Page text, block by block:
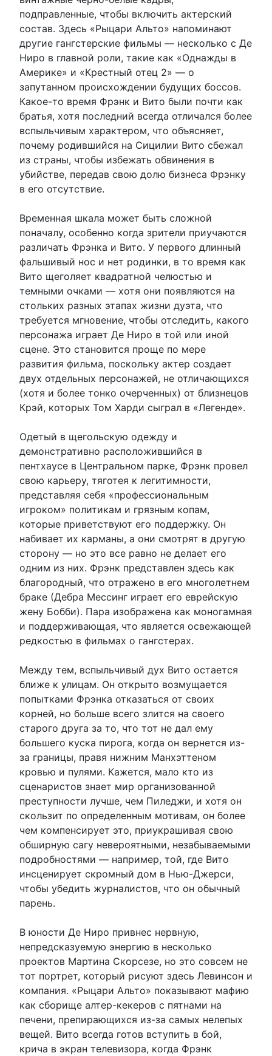
подправленные, чтобы включить актерский
состав. Здесь «Рыцари Альто» напоминают
другие гангстерские фильмы — несколько с Де
Ниро в главной роли, такие как «Однажды в
Америке» и «Крестный отец 2» — о
запутанном происхождении будущих боссов.
Какое-то время Фрэнк и Вито были почти как
братья, хотя последний всегда отличался более
вспыльчивым характером, что объясняет,
почему родившийся на Сицилии Вито сбежал
из страны, чтобы избежать обвинения в
убийстве, передав свою долю бизнеса Фрэнку
в его отсутствие.
Временная шкала может быть сложной
поначалу, особенно когда зрители приучаются
различать Фрэнка и Вито. У первого длинный
фальшивый нос и нет родинки, в то время как
Вито щеголяет квадратной челюстью и
темными очками — хотя они появляются на
стольких разных этапах жизни дуэта, что
требуется мгновение, чтобы отследить, какого
персонажа играет Де Ниро в той или иной
сцене. Это становится проще по мере
развития фильма, поскольку актер создает
двух отдельных персонажей, не отличающихся
(хотя и более тонко очерченных) от близнецов
Крэй, которых Том Харди сыграл в «Легенде».
Одетый в щегольскую одежду и
демонстративно расположившийся в
пентхаусе в Центральном парке, Фрэнк провел
свою карьеру, тяготея к легитимности,
представляя себя «профессиональным
игроком» политикам и грязным копам,
которые приветствуют его поддержку. Он
набивает их карманы, а они смотрят в другую
сторону — но это все равно не делает его
одним из них. Фрэнк представлен здесь как
благородный, что отражено в его многолетнем
браке (Дебра Мессинг играет его еврейскую
жену Бобби). Пара изображена как моногамная
и поддерживающая, что является освежающей
редкостью в фильмах о гангстерах.
Между тем, вспыльчивый дух Вито остается
ближе к улицам. Он открыто возмущается
попытками Фрэнка отказаться от своих
корней, но больше всего злится на своего
старого друга за то, что тот не дал ему
большего куска пирога, когда он вернется из-
за границы, правя нижним Манхэттеном
кровью и пулями. Кажется, мало кто из
сценаристов знает мир организованной
преступности лучше, чем Пиледжи, и хотя он
скользит по определенным мотивам, он более
чем компенсирует это, приукрашивая свою
обширную сагу невероятными, незабываемыми
подробностями — например, той, где Вито
инсценирует скромный дом в Нью-Джерси,
чтобы убедить журналистов, что он обычный
парень.
В юности Де Ниро привнес нервную,
непредсказуемую энергию в несколько
проектов Мартина Скорсезе, но это совсем не
тот портрет, который рисуют здесь Левинсон и
компания. «Рыцари Альто» показывают мафию
как сборище алтер-кекеров с пятнами на
печени, препирающихся из-за самых нелепых
вещей. Вито всегда готов вступить в бой,
крича в экран телевизора, когда Фрэнк